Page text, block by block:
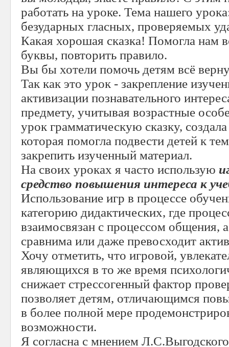
работать на уроке. Тема нашего
безударных гласных, проверяемых
Какая хорошая сказка! Помогла нам
буквы, повторить правило.
Вы бы хотели помочь детям всё
Так как это урок - закрепление
активизации познавательного
предмету, учитывая возрастные
урок грамматическую сказку,
которая помогла подвести детей к
закрепить изученный материал.
На своих уроках я часто использую
средство повышения интереса к
Использование игр в процессе
категорию дидактических, где
взаимосвязан с процессом общения,
сравнима или даже превосходит
Хочу отметить, что игровой,
являющихся в то же время
снижает стрессогенный фактор
позволяет детям, отличающимся
в более полной мере
возможности.
Я согласна с мнением